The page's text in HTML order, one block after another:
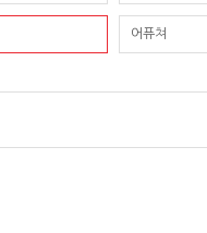
어퓨쳐